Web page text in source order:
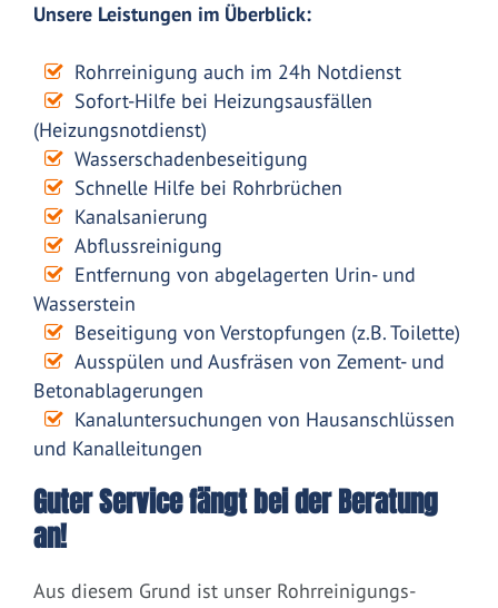
Unsere Leistungen im Überblick:
Rohrreinigung auch im 24h Notdienst
Sofort-Hilfe bei Heizungsausfällen
(Heizungsnotdienst)
Wasserschadenbeseitigung
Schnelle Hilfe bei Rohrbrüchen
Kanalsanierung
Abflussreinigung
Entfernung von abgelagerten Urin- und
Wasserstein
Beseitigung von Verstopfungen (z.B. Toilette)
Ausspülen und Ausfräsen von Zement- und
Betonablagerungen
Kanaluntersuchungen von Hausanschlüssen
und Kanalleitungen
Guter Service fängt bei der Beratung
an!
Aus diesem Grund ist unser Rohrreinigungs-